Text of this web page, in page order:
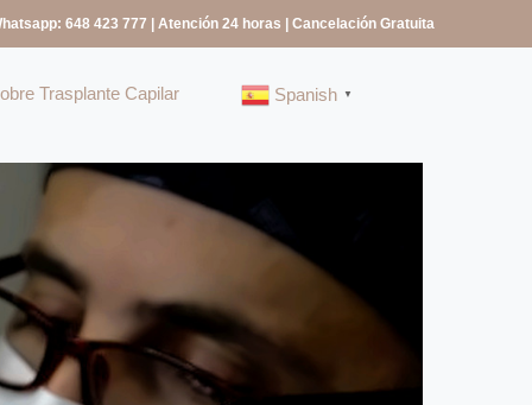
648 423 777 | Atención 24 horas | Cancelación Gratuita
Trasplante Capilar Spanish ▼